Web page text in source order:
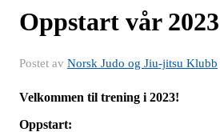
Oppstart vår 2023
Postet av Norsk Judo og Jiu-jitsu Klubb
Velkommen til trening i 2023!
Oppstart: